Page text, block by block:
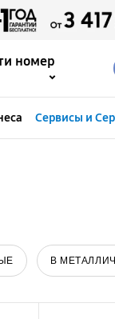
номер
Сервисы и
В